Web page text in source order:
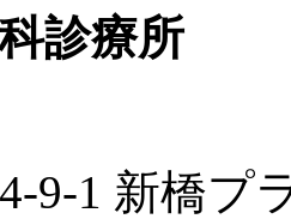
診療所
9-1 新橋プ